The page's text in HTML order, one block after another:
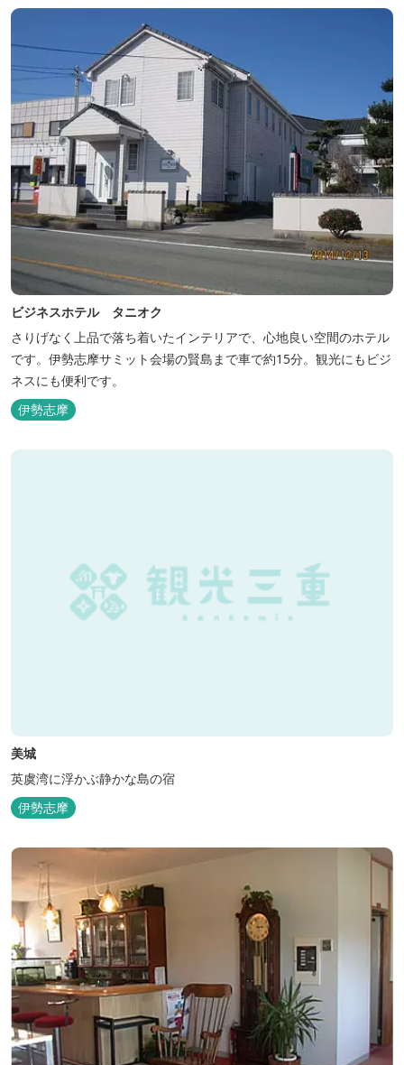
ビジネスホテル タニオク
さりげなく上品で落ち着いたインテリアで、心地良い空間のホテル
です。伊勢志摩サミット会場の賢島まで車で約15分。観光にもビジ
ネスにも便利です。
伊勢志摩
美城
英虞湾に浮かぶ静かな島の宿
伊勢志摩